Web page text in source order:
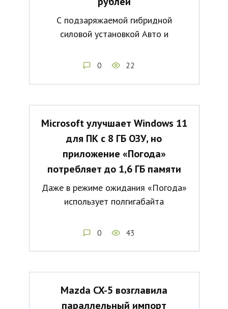
С подзаряжаемой гибридной
силовой установкой Авто и
0 22
Microsoft улучшает Windows 11
для ПК с 8 ГБ ОЗУ, но
приложение «Погода»
потребляет до 1,6 ГБ памяти
Даже в режиме ожидания «Погода»
использует полгигабайта
0 43
Mazda CX-5 возглавила
параллельный импорт